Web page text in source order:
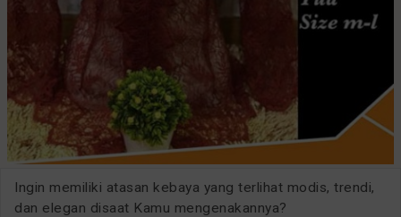
Ingin memiliki atasan kebaya yang terlihat modis, trendi,
dan elegan disaat Kamu mengenakannya?